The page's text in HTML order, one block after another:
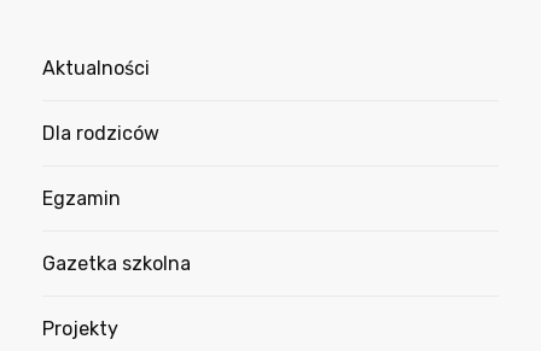
Aktualności
Dla rodziców
Egzamin
Gazetka szkolna
Projekty